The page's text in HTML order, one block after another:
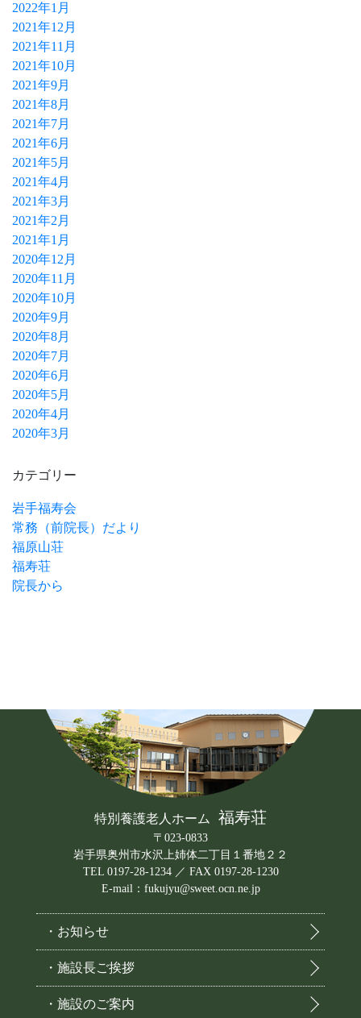
2022年1月
2021年12月
2021年11月
2021年10月
2021年9月
2021年8月
2021年7月
2021年6月
2021年5月
2021年4月
2021年3月
2021年2月
2021年1月
2020年12月
2020年11月
2020年10月
2020年9月
2020年8月
2020年7月
2020年6月
2020年5月
2020年4月
2020年3月
カテゴリー
岩手福寿会
常務（前院長）だより
福原山荘
福寿荘
院長から
特別養護老人ホーム 福寿荘
〒023-0833
岩手県奥州市水沢上姉体二丁目１番地２２
TEL 0197-28-1234 ／ FAX 0197-28-1230
E-mail：fukujyu@sweet.ocn.ne.jp
・お知らせ
・施設長ご挨拶
・施設のご案内